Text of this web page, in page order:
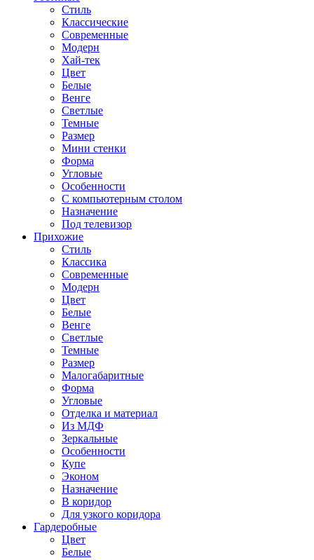
Стиль
Классические
Современные
Модерн
Хай-тек
Цвет
Белые
Венге
Светлые
Темные
Размер
Мини стенки
Форма
Угловые
Особенности
С компьютерным столом
Назначение
Под телевизор
Прихожие
Стиль
Классика
Современные
Модерн
Цвет
Белые
Венге
Светлые
Темные
Размер
Малогабаритные
Форма
Угловые
Отделка и материал
Из МДФ
Зеркальные
Особенности
Купе
Эконом
Назначение
В коридор
Для узкого коридора
Гардеробные
Цвет
Белые